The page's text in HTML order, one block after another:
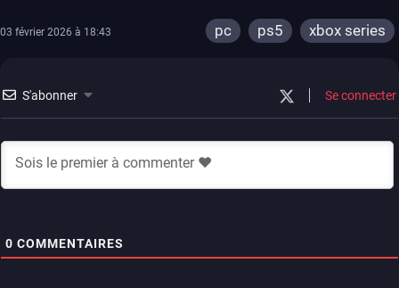
03 février 2026 à 18:43 pc ps5 xbox series
S'abonner Se connecter
0 COMMENTAIRES